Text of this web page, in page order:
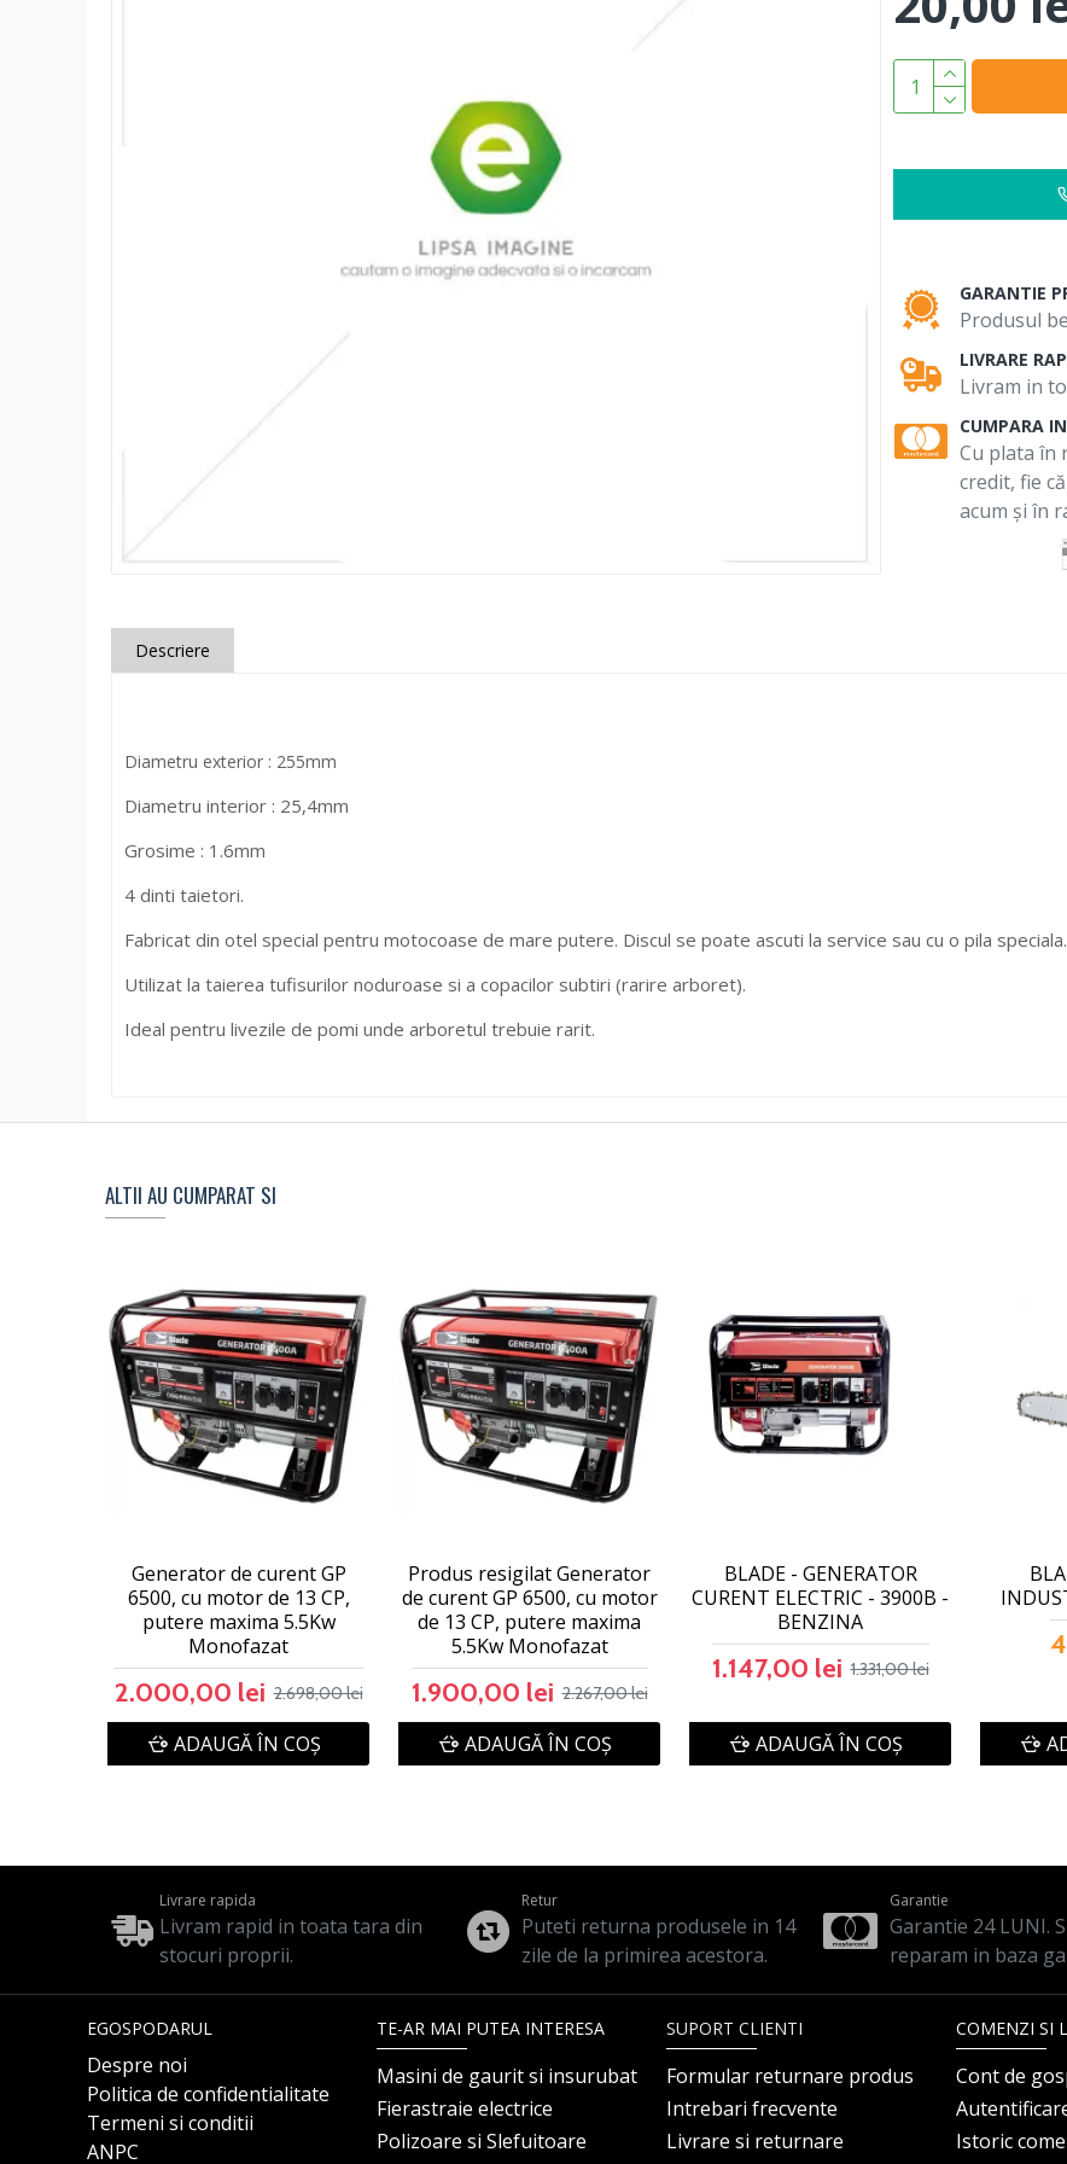
GARANTIE
Produsul
LIVRARE
Livram in
CUMPARA
Cu plata în
credit, fie
acum și în
Descriere
Diametru exterior : 255mm
Diametru interior : 25,4mm
Grosime : 1.6mm
4 dinti taietori.
Fabricat din otel special pentru motocoase de mare putere. Discul se poate ascuti la service sau cu o pila speciala.
Utilizat la taierea tufisurilor noduroase si a copacilor subtiri (rarire arboret).
Ideal pentru livezile de pomi unde arboretul trebuie rarit.
ALTII AU CUMPARAT SI
Generator de curent GP
6500, cu motor de 13 CP,
putere maxima 5.5Kw
Monofazat
2.000,00 lei 2.698,00 lei
ADAUGĂ ÎN COŞ
Produs resigilat Generator
de curent GP 6500, cu motor
de 13 CP, putere maxima
5.5Kw Monofazat
1.900,00 lei 2.267,00 lei
ADAUGĂ ÎN COŞ
BLADE - GENERATOR
CURENT ELECTRIC - 3900B -
BENZINA
1.147,00 lei 1.331,00 lei
ADAUGĂ ÎN COŞ
Livrare rapida
Livram rapid in toata tara din
stocuri proprii.
Retur
Puteti returna produsele in 14
zile de la primirea acestora.
Garantie
Garantie 24 LUNI.
reparam in baza
EGOSPODARUL
Despre noi
Politica de confidentialitate
Termeni si conditii
ANPC
TE-AR MAI PUTEA INTERESA
Masini de gaurit si insurubat
Fierastraie electrice
Polizoare si Slefuitoare
SUPORT CLIENTI
Formular returnare produs
Intrebari frecvente
Livrare si returnare
COMENZI SI
Cont de
Istoric